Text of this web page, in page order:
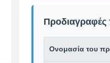
Προδιαγραφές
Ονομασία του